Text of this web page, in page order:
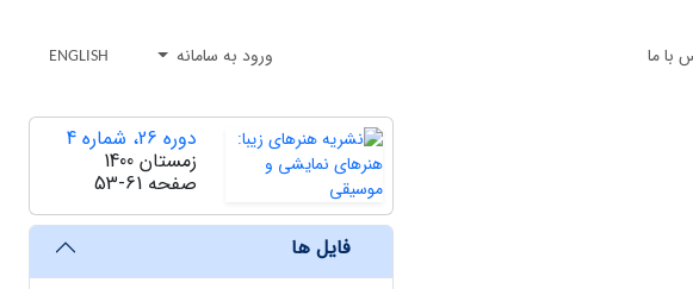
با ما ورود به سامانه ENGLISH
دوره 26، شماره 4
زمستان 1400
صفحه 53-61
فایل ها